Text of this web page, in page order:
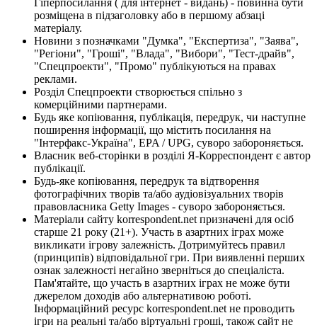
Гіперпосилання ( для інтернет - видань) - повинна бути
розміщена в підзаголовку або в першому абзаці
матеріалу.
Новини з позначками "Думка", "Експертиза", "Заява",
"Регіони", "Гроші", "Влада", "Вибори", "Тест-драйв",
"Спецпроекти", "Промо" публікуються на правах
реклами.
Розділ Спецпроекти створюється спільно з
комерційними партнерами.
Будь яке копіювання, публікація, передрук, чи наступне
поширення інформації, що містить посилання на
"Інтерфакс-Україна", EPA / UPG, суворо забороняється.
Власник веб-сторінки в розділі Я-Корреспондент є автор
публікації.
Будь-яке копіювання, передрук та відтворення
фотографічних творів та/або аудіовізуальних творів
правовласника Getty Images - суворо забороняється.
Матеріали сайту korrespondent.net призначені для осіб
старше 21 року (21+). Участь в азартних іграх може
викликати ігрову залежність. Дотримуйтесь правил
(принципів) відповідальної гри. При виявленні перших
ознак залежності негайно зверніться до спеціаліста.
Пам'ятайте, що участь в азартних іграх не може бути
джерелом доходів або альтернативою роботі.
Інформаційний ресурс korrespondent.net не проводить
ігри на реальні та/або віртуальні гроші, також сайт не